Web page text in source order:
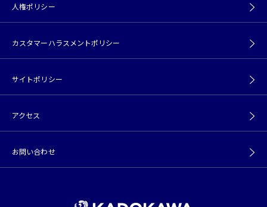
人権ポリシー
カスタマーハラスメントポリシー
サイトポリシー
アクセス
お問い合わせ